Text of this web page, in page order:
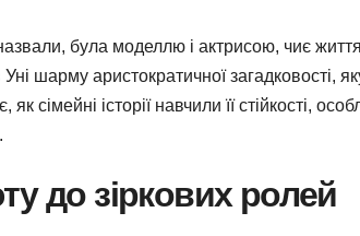
була моделлю і актрисою, чиє
шарму аристократичної загадковості,
сімейні історії навчили її стійкості,
до зіркових ролей